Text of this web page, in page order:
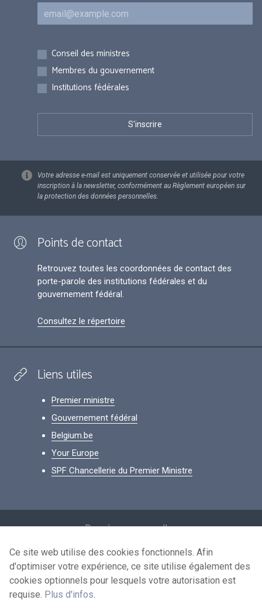
Courriel
Inscriptions
Conseil des ministres
Membres du gouvernement
Institutions fédérales
Votre adresse e-mail est uniquement conservée et utilisée pour votre
inscription à la newsletter, conformément au Règlement européen sur
la protection des données personnelles.
Points de contact
Retrouvez toutes les coordonnées de contact des
porte-parole des institutions fédérales et du
gouvernement fédéral.
Consultez le répertoire
Liens utiles
Premier ministre
Gouvernement fédéral
Belgium.be
Your Europe
SPF Chancellerie du Premier Ministre
Données personnelles
Conditions de réutilisation
Contactez-nous
Ce site web utilise des cookies fonctionnels. Afin
d'optimiser votre expérience, ce site utilise également des
cookies optionnels pour lesquels votre autorisation est
requise. Plus d'infos.